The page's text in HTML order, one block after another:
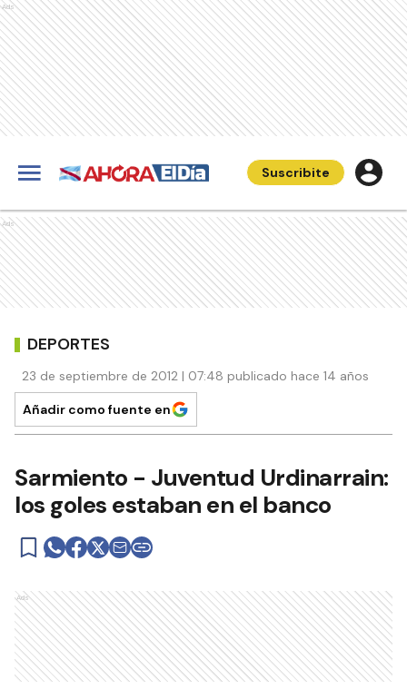
Ads
Suscribite
Ads
DEPORTES
23 de septiembre de 2012 | 07:48 publicado hace 14 años
Añadir como fuente en
Sarmiento - Juventud Urdinarrain:
los goles estaban en el banco
Ads